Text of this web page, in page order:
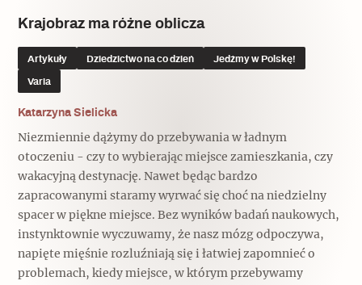
Krajobraz ma różne oblicza
Artykuły Dziedzictwo na co dzień Jedźmy w Polskę!
Varia
Katarzyna Sielicka
Niezmiennie dążymy do przebywania w ładnym
otoczeniu - czy to wybierając miejsce zamieszkania, czy
wakacyjną destynację. Nawet będąc bardzo
zapracowanymi staramy wyrwać się choć na niedzielny
spacer w piękne miejsce. Bez wyników badań naukowych,
instynktownie wyczuwamy, że nasz mózg odpoczywa,
napięte mięśnie rozluźniają się i łatwiej zapomnieć o
problemach, kiedy miejsce, w którym przebywamy